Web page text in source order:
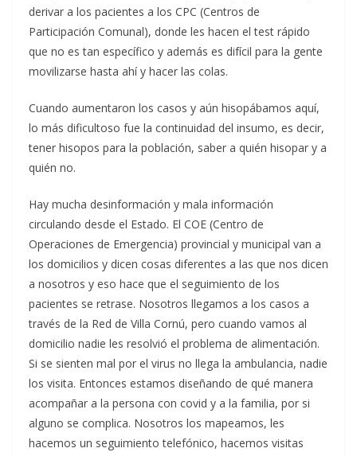
derivar a los pacientes a los CPC (Centros de
Participación Comunal), donde les hacen el test rápido
que no es tan específico y además es difícil para la gente
movilizarse hasta ahí y hacer las colas.
Cuando aumentaron los casos y aún hisopábamos aquí,
lo más dificultoso fue la continuidad del insumo, es decir,
tener hisopos para la población, saber a quién hisopar y a
quién no.
Hay mucha desinformación y mala información
circulando desde el Estado. El COE (Centro de
Operaciones de Emergencia) provincial y municipal van a
los domicilios y dicen cosas diferentes a las que nos dicen
a nosotros y eso hace que el seguimiento de los
pacientes se retrase. Nosotros llegamos a los casos a
través de la Red de Villa Cornú, pero cuando vamos al
domicilio nadie les resolvió el problema de alimentación.
Si se sienten mal por el virus no llega la ambulancia, nadie
los visita. Entonces estamos diseñando de qué manera
acompañar a la persona con covid y a la familia, por si
alguno se complica. Nosotros los mapeamos, les
hacemos un seguimiento telefónico, hacemos visitas